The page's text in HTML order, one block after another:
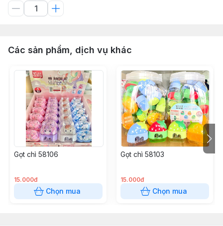
Các sản phẩm, dịch vụ khác
Gọt chì 58106
15.000đ
Chọn mua
Gọt chì 58103
15.000đ
Chọn mua